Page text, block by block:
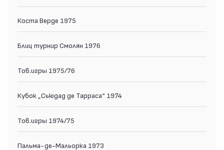
Коста Верде 1975
Блиц турнир Смолян 1976
Тов.игры 1975/76
Кубок „Сьюдад де Тарраса“ 1974
Тов.игры 1974/75
Пальма-де-Мальорка 1973